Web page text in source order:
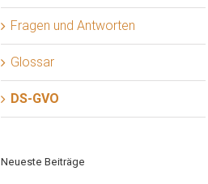
Fragen und Antworten
Glossar
DS-GVO
Neueste Beiträge